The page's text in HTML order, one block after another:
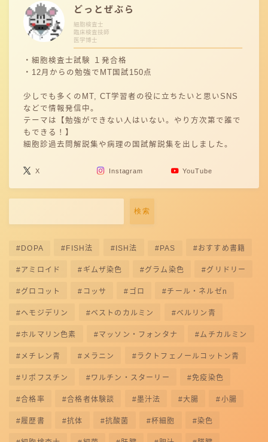
どっとぜぶら
細胞検査士
臨床検査技師
医学博士
・細胞検査士試験 １発合格
・12月からの勉強でMT国試150点
少しでも多くのMT, CT学習者の役に立ちたいと思いSNS
などで情報発信中。
テーマは【勉強ができない人はいない。やり方次第で誰で
もできる！】
細胞診過去問解説集や病理の国試解説集を出しました。
X Instagram YouTube
検索
DOPA FISH法 ISH法 PAS おすすめ書籍
アミロイド ギムザ染色 グラム染色 グリドリー
グロコット コッサ ゴロ チール・ネルゼn
ヘモジデリン ベストのカルミン ベルリン青
ホルマリン色素 マッソン・フォンタナ ムチカルミン
メチレン青 メラニン ラクトフェノールコットン青
リポフスチン ワルチン・スターリー 免疫染色
合格率 合格者体験談 墨汁法 大腸 小腸
履歴書 抗体 抗酸菌 杯細胞 染色